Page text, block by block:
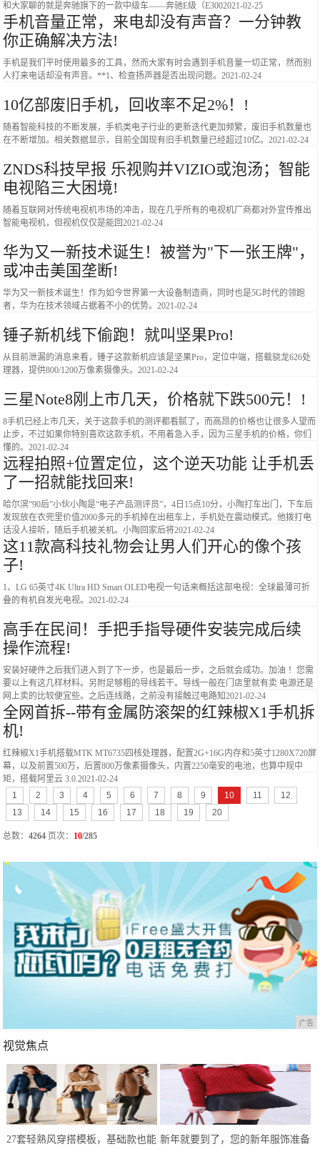
和大家聊的就是奔驰旗下的一款中级车——奔驰E级（E3002021-02-25
手机音量正常，来电却没有声音？一分钟教
你正确解决方法!
手机是我们平时使用最多的工具，然而大家有时会遇到手机音量一切正常，然而别
人打来电话却没有声音。**1、检查扬声器是否出现问题。2021-02-24
10亿部废旧手机，回收率不足2%！!
随着智能科技的不断发展，手机类电子行业的更新迭代更加频繁，废旧手机数量也
在不断增加。相关数据显示，目前全国现有旧手机数量已经超过10亿。2021-02-24
ZNDS科技早报 乐视购并VIZIO或泡汤；智能
电视陷三大困境!
随着互联网对传统电视机市场的冲击，现在几乎所有的电视机厂商都对外宣传推出
智能电视机，但视机仅仅是能回2021-02-24
华为又一新技术诞生！被誉为"下一张王牌"，
或冲击美国垄断!
华为又一新技术诞生！作为如今世界第一大设备制造商，同时也是5G时代的领跑
者，华为在技术领域占据着不小的优势。2021-02-24
锤子新机线下偷跑！就叫坚果Pro!
从目前泄漏的消息来看，锤子这款新机应该是坚果Pro，定位中端，搭载骁龙626处
理器，提供800/1200万像素摄像头。2021-02-24
三星Note8刚上市几天，价格就下跌500元！!
8手机已经上市几天，关于这款手机的测评都看腻了，而高昂的价格也让很多人望而
止步，不过如果你特别喜欢这款手机，不用着急入手，因为三星手机的价格，你们
懂的。2021-02-24
远程拍照+位置定位，这个逆天功能 让手机丢
了一招就能找回来!
哈尔滨“90后”小伙小陶是“电子产品测评员”，4日15点10分，小陶打车出门，下车后
发现放在衣兜里价值2000多元的手机掉在出租车上，手机处在震动模式。他拨打电
话没人接听，随后手机被关机。小陶回家后将2021-02-24
这11款高科技礼物会让男人们开心的像个孩
子!
1、LG 65英寸4K Ultra HD Smart OLED电视一句话来概括这部电视：全球最薄可折
叠的有机自发光电视。2021-02-24
高手在民间！手把手指导硬件安装完成后续
操作流程!
安装好硬件之后我们进入到了下一步，也是最后一步，之后就会成功。加油 ！您需
要以上有这几样材料。另附足够粗的导线若干。导线一般在门店里就有卖 电源还是
网上卖的比较便宜些。之后连线路，之前没有接触过电路知2021-02-24
全网首拆--带有金属防滚架的红辣椒X1手机拆
机!
红辣椒X1手机搭载MTK MT6735四核处理器，配置2G+16G内存和5英寸1280X720屏
幕，以及前置500万，后置800万像素摄像头，内置2250毫安的电池，也算中规中
矩，搭载阿里云 3.0.2021-02-24
1
2 3 4 5 6 7 8 9 10 11
12
13
14 15 16 17 18 19 20
总数：4264 页次： 10/285
广告
视觉焦点
27套轻熟风穿搭模板，基础款也能 新年就要到了，您的新年服饰准备